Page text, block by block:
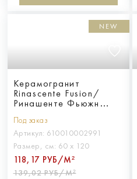
NEW
Керамогранит
Rinascente Fusion/
Ринашенте Фьюжн
Под заказ
Артикул: 610010002991
Размер, см: 60 х 120
118,17 РУБ/М²
139,02 РУБ/М²